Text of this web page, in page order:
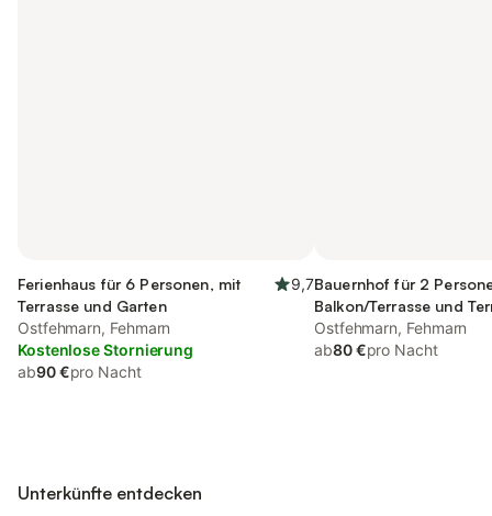
Ferienhaus für 6 Personen, mit
Terrasse und Garten
9,7
Ostfehmarn, Fehmarn
Kostenlose Stornierung
ab90 €pro Nacht
Bauernhof für 2
Balkon/Terrasse und
sowie Garten
Ostfehmarn, Fehmarn
ab80 €pro Nacht
Unterkünfte entdecken